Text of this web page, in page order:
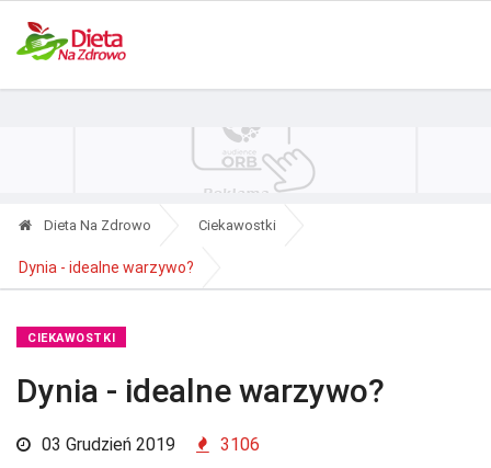
Dieta Na Zdrowo Ciekawostki
Dynia - idealne warzywo?
CIEKAWOSTKI
Dynia - idealne warzywo?
03 Grudzień 2019 3106